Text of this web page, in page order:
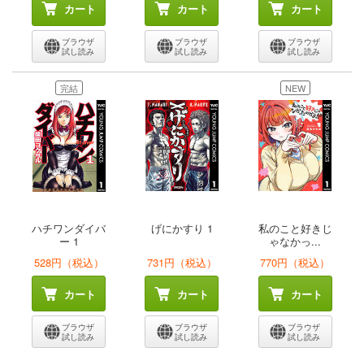
カート
ブラウザ
試し読み
カート
ブラウザ
試し読み
カート
ブラウザ
試し読み
完結
ハチワンダイバ
ー 1
528円（税込）
カート
ブラウザ
試し読み
げにかすり 1
731円（税込）
カート
ブラウザ
試し読み
NEW
私のこと好きじ
ゃなかっ...
770円（税込）
カート
ブラウザ
試し読み